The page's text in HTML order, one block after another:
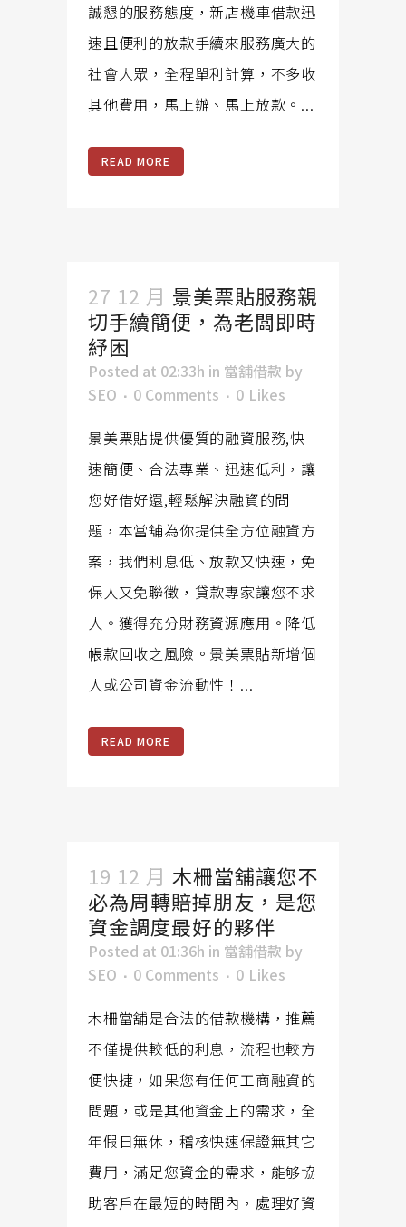
誠懇的服務態度，新店機車借款迅
速且便利的放款手續來服務廣大的
社會大眾，全程單利計算，不多收
其他費用，馬上辦、馬上放款。...
READ MORE
27 12 月 景美票貼服務親
切手續簡便，為老闆即時
紓困
Posted at 02:33h in 當舖借款 by
SEO
0 Comments 0 Likes
景美票貼提供優質的融資服務,快
速簡便、合法專業、迅速低利，讓
您好借好還,輕鬆解決融資的問
題，本當舖為你提供全方位融資方
案，我們利息低、放款又快速，免
保人又免聯徵，貸款專家讓您不求
人。獲得充分財務資源應用。降低
帳款回收之風險。景美票貼新增個
人或公司資金流動性！...
READ MORE
19 12 月 木柵當舖讓您不
必為周轉賠掉朋友，是您
資金調度最好的夥伴
Posted at 01:36h in 當舖借款 by
SEO
0 Comments 0 Likes
木柵當舖是合法的借款機構，推薦
不僅提供較低的利息，流程也較方
便快捷，如果您有任何工商融資的
問題，或是其他資金上的需求，全
年假日無休，稽核快速保證無其它
費用，滿足您資金的需求，能够協
助客戶在最短的時間內，處理好資